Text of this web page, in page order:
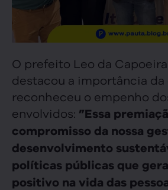
O prefeito Leo da
destacou a importância
reconheceu o empenho
envolvidos: ”Essa
compromisso da nossa
desenvolvimento
políticas públicas que
positivo na vida das